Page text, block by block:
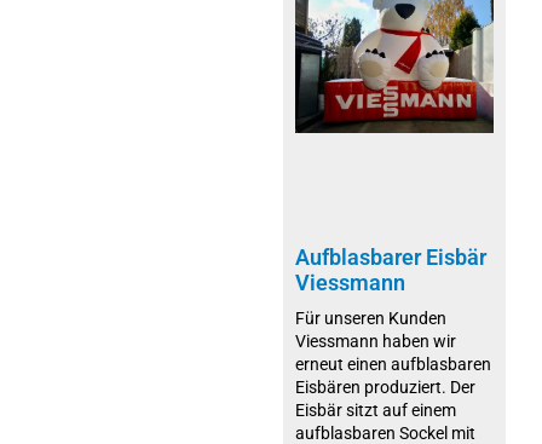
Aufblasbarer Eisbär
Viessmann
Für unseren Kunden
Viessmann haben wir
erneut einen aufblasbaren
Eisbären produziert. Der
Eisbär sitzt auf einem
aufblasbaren Sockel mit